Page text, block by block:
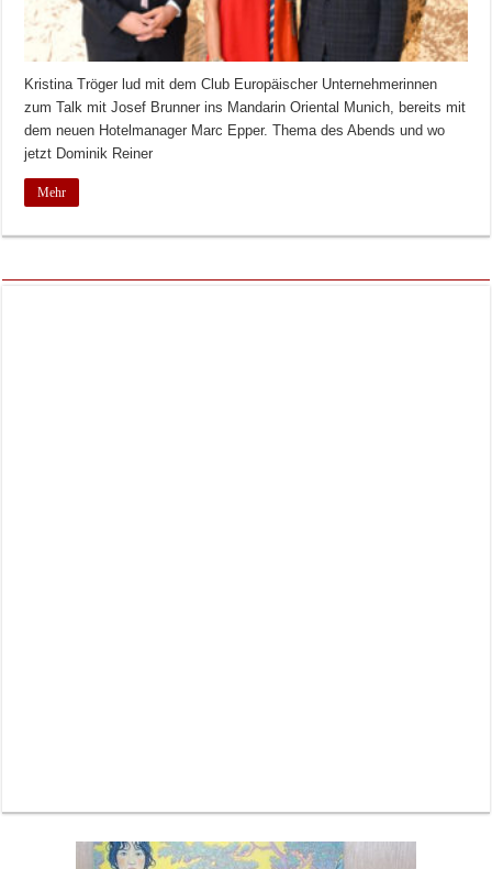
Kristina Tröger lud mit dem Club Europäischer Unternehmerinnen
zum Talk mit Josef Brunner ins Mandarin Oriental Munich, bereits mit
dem neuen Hotelmanager Marc Epper. Thema des Abends und wo
jetzt Dominik Reiner
Mehr